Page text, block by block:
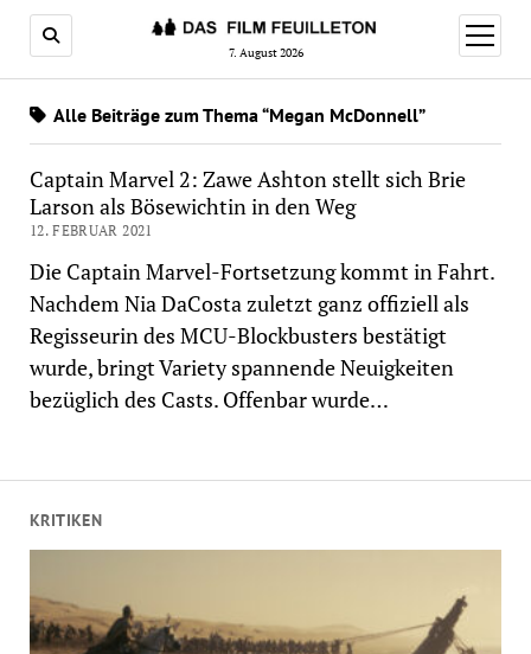
7. August 2026
Menü
öffnen
KRITIKEN
Alle Beiträge zum Thema “Megan McDonnell”
Captain Marvel 2: Zawe Ashton stellt sich Brie
Larson als Bösewichtin in den Weg
12. FEBRUAR 2021
Die Captain Marvel-Fortsetzung kommt in Fahrt.
Nachdem Nia DaCosta zuletzt ganz offiziell als
Regisseurin des MCU-Blockbusters bestätigt
wurde, bringt Variety spannende Neuigkeiten
bezüglich des Casts. Offenbar wurde…